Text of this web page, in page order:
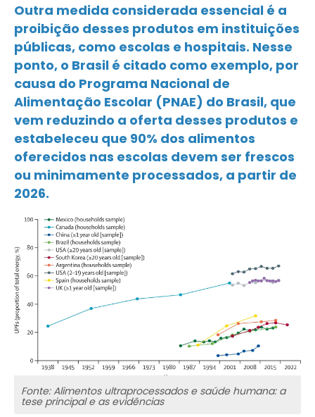
Outra medida considerada essencial é a
proibição desses produtos em instituições
públicas, como escolas e hospitais. Nesse
ponto, o Brasil é citado como exemplo, por
causa do Programa Nacional de
Alimentação Escolar (PNAE) do Brasil, que
vem reduzindo a oferta desses produtos e
estabeleceu que 90% dos alimentos
oferecidos nas escolas devem ser frescos
ou minimamente processados, a partir de
2026.
Fonte: Alimentos ultraprocessados e saúde humana: a
tese principal e as evidências